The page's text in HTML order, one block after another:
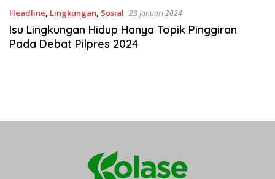
Headline, Lingkungan, Sosial 23 Januari 2024
Isu Lingkungan Hidup Hanya Topik Pinggiran
Pada Debat Pilpres 2024